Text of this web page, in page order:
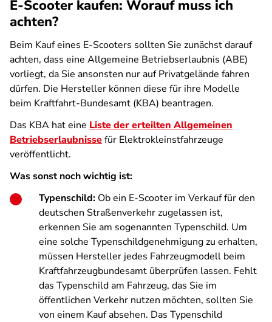
E-Scooter kaufen: Worauf muss ich
achten?
Beim Kauf eines E-Scooters sollten Sie zunächst darauf
achten, dass eine Allgemeine Betriebserlaubnis (ABE)
vorliegt, da Sie ansonsten nur auf Privatgelände fahren
dürfen. Die Hersteller können diese für ihre Modelle
beim Kraftfahrt-Bundesamt (KBA) beantragen.
Das KBA hat eine Liste der erteilten Allgemeinen
Betriebserlaubnissefür Elektrokleinstfahrzeuge
veröffentlicht.
Was sonst noch wichtig ist:
Typenschild: Ob ein E-Scooter im Verkauf für den
deutschen Straßenverkehr zugelassen ist,
erkennen Sie am sogenannten Typenschild. Um
eine solche Typenschildgenehmigung zu erhalten,
müssen Hersteller jedes Fahrzeugmodell beim
Kraftfahrzeugbundesamt überprüfen lassen. Fehlt
das Typenschild am Fahrzeug, das Sie im
öffentlichen Verkehr nutzen möchten, sollten Sie
von einem Kauf absehen. Das Typenschild